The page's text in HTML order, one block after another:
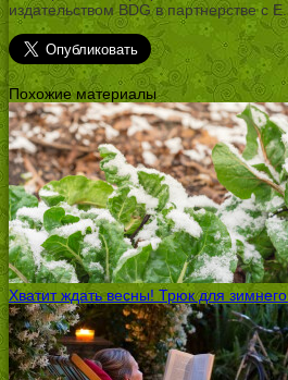
издательством BDG в партнерстве с
Похожие материалы
Хватит ждать весны! Трюк для